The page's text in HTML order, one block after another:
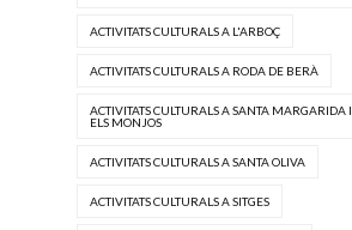
ACTIVITATS CULTURALS A L'ARBOÇ
ACTIVITATS CULTURALS A RODA DE BERÀ
ACTIVITATS CULTURALS A SANTA MARGARIDA I
ELS MONJOS
ACTIVITATS CULTURALS A SANTA OLIVA
ACTIVITATS CULTURALS A SITGES